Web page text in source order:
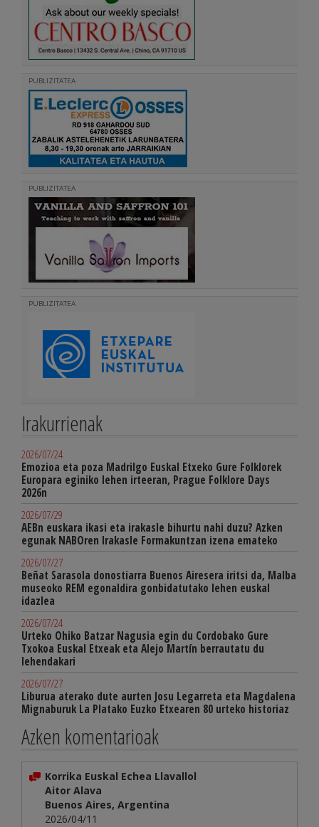
PUBLIZITATEA
PUBLIZITATEA
PUBLIZITATEA
Irakurrienak
2026/07/24
Emozioa eta poza Madrilgo Euskal Etxeko Gure Folklorek
Europara eginiko lehen irteeran, Prague Folklore Days
2026n
2026/07/29
AEBn euskara ikasi eta irakasle bihurtu nahi duzu? Azken
egunak NABOren Irakasle Formakuntzan izena emateko
2026/07/27
Beñat Sarasola donostiarra Buenos Airesera iritsi da, Malba
museoko REM egonaldira gonbidatutako lehen euskal
idazlea
2026/07/24
Urteko Ohiko Batzar Nagusia egin du Cordobako Gure
Txokoa Euskal Etxeak eta Alejo Martín berrautatu du
lehendakari
2026/07/27
Liburua aterako dute aurten Josu Legarreta eta Magdalena
Mignaburuk La Platako Euzko Etxearen 80 urteko historiaz
Azken komentarioak
Korrika Euskal Echea Llavallol
Aitor Alava
Buenos Aires, Argentina
2026/04/11